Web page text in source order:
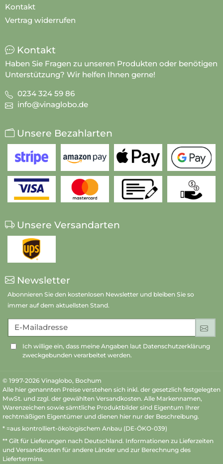
Kontakt
Vertrag widerrufen
Kontakt
Haben Sie Fragen zu unseren Produkten oder benötigen
Unterstützung? Wir helfen Ihnen gerne!
0234 324 59 86
info@vinaglobo.de
Unsere Bezahlarten
Unsere Versandarten
Newsletter
Abonnieren Sie den kostenlosen Newsletter und bleiben Sie so
immer auf dem aktuellsten Stand.
E-Mailadresse
Ich willige ein, dass meine Angaben laut Datenschutzerklärung
zweckgebunden verarbeitet werden.
© 1997-2026 Vinaglobo, Bochum
Alle hier genannten Preise verstehen sich inkl. der gesetzlich festgelegten
MwSt. und zzgl. der gewählten Versandkosten. Alle Markennamen,
Warenzeichen sowie sämtliche Produktbilder sind Eigentum Ihrer
rechtmäßigen Eigentümer und dienen hier nur der Beschreibung.
* =aus kontrolliert-ökologischem Anbau (DE-ÖKO-039)
** Gilt für Lieferungen nach Deutschland. Informationen zu Lieferzeiten
und Versandkosten für andere Länder und zur Berechnung des
Liefertermins.